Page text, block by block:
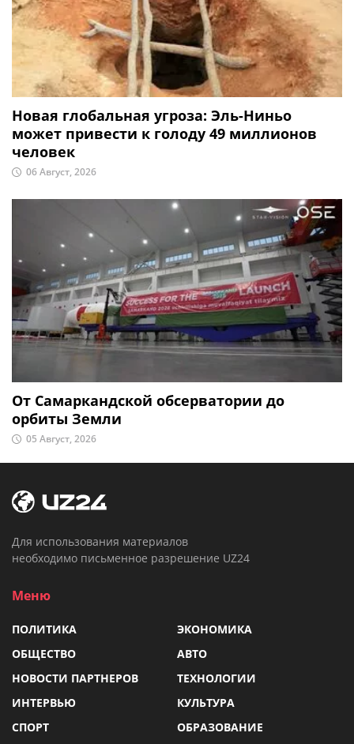
Новая глобальная угроза: Эль-Ниньо
может привести к голоду 49 миллионов
человек
06 Август, 2026
От Самаркандской обсерватории до
орбиты Земли
05 Август, 2026
Для использования материалов
необходимо письменное разрешение UZ24
Меню
ПОЛИТИКА
ЭКОНОМИКА
ОБЩЕСТВО
АВТО
НОВОСТИ ПАРТНЕРОВ
ТЕХНОЛОГИИ
ИНТЕРВЬЮ
КУЛЬТУРА
СПОРТ
ОБРАЗОВАНИЕ